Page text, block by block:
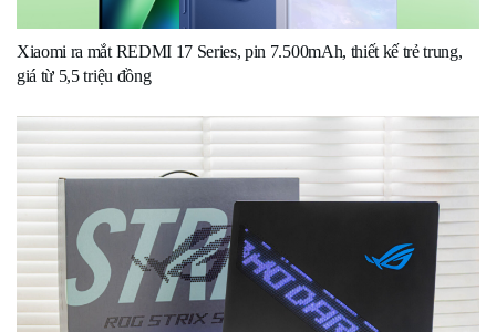
Xiaomi ra mắt REDMI 17 Series, pin 7.500mAh, thiết kế trẻ trung,
giá từ 5,5 triệu đồng